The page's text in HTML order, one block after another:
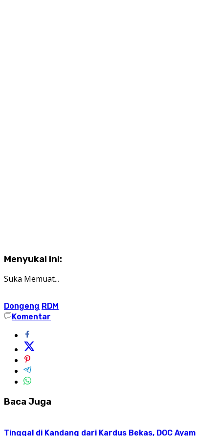
Menyukai ini:
Suka Memuat...
Dongeng RDM
Komentar
Baca Juga
Tinggal di Kandang dari Kardus Bekas, DOC Ayam